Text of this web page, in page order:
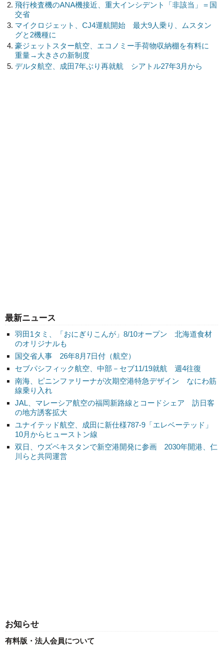
最新ニュース
羽田1タミ、「おにぎりこんが」8/10オープン 北海道食材
のオリジナルも
国交省人事 26年8月7日付（航空）
セブパシフィック航空、中部－セブ11/19就航 週4往復
南海、ピニンファリーナが次期空港特急デザイン なにわ筋
線乗り入れ
JAL、マレーシア航空の福岡新路線とコードシェア 訪日客
の地方誘客拡大
ユナイテッド航空、成田に新仕様787-9「エレベーテッド」
10月からヒューストン線
双日、ウズベキスタンで新空港開発に参画 2030年開港、仁
川らと共同運営
お知らせ
有料版・法人会員について
飛行検査機のANA機接近、重大インシデント「非該当」＝国
交省
マイクロジェット、CJ4運航開始 最大9人乗り、ムスタン
グと2機種に
豪ジェットスター航空、エコノミー手荷物収納棚を有料に
重量→大きさの新制度
デルタ航空、成田7年ぶり再就航 シアトル27年3月から